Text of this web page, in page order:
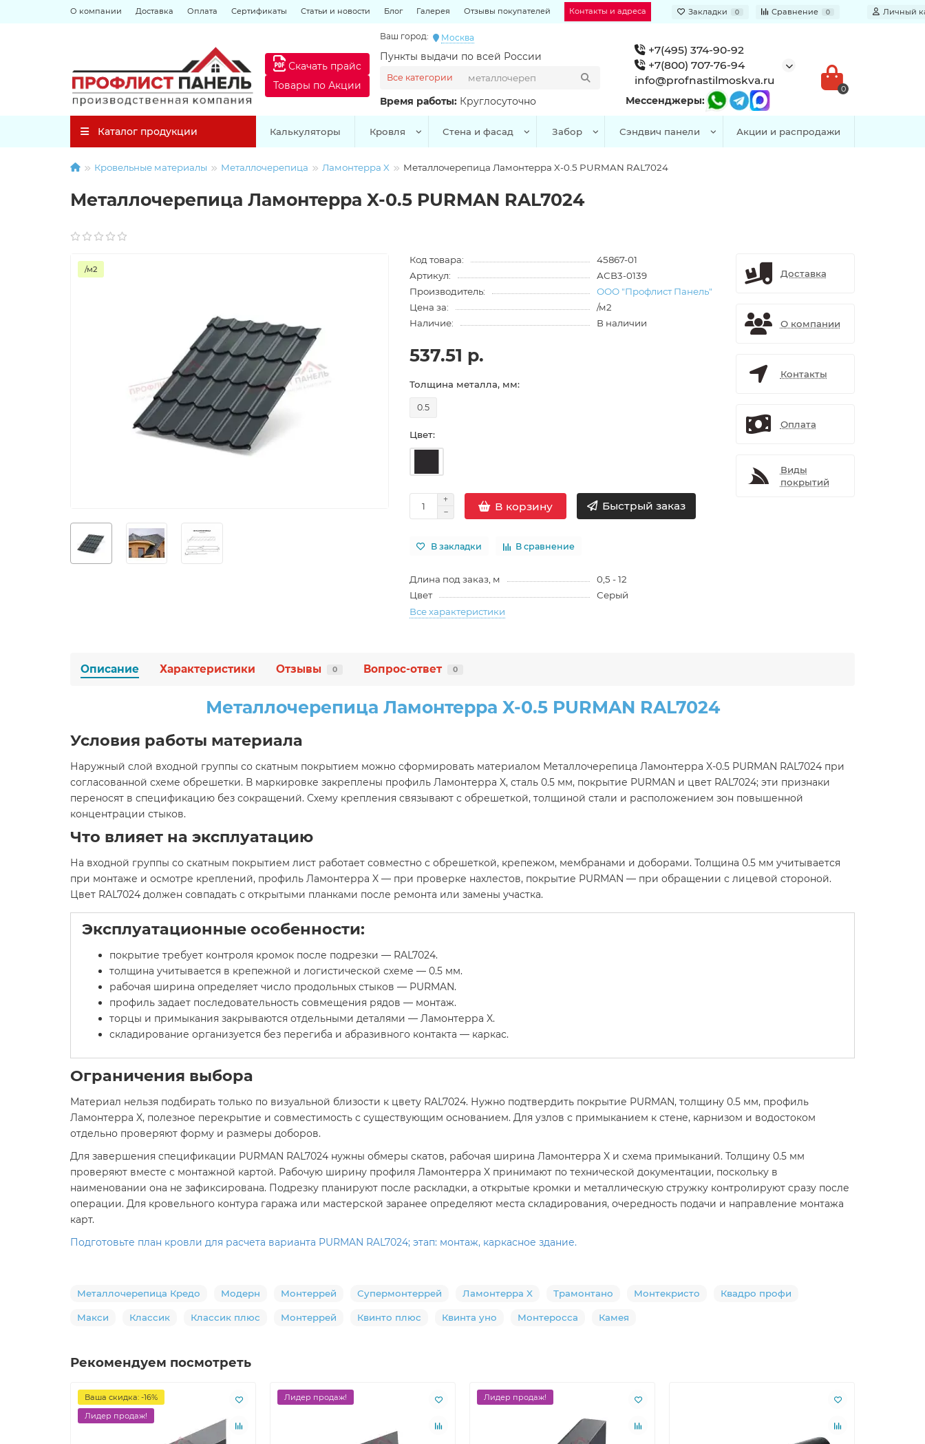
О компании Доставка Оплата Сертификаты Статьи и новости Блог Галерея Отзывы покупателей Контакты и адреса Закладки 0 Сравнение 0 Личный
Ваш город: Москва
Пункты выдачи по всей России
Время работы: Круглосуточно
Все категории
Скачать прайс
Товары по Акции
+7(495) 374-90-92
+7(800) 707-76-94
info@profnastilmoskva.ru
Мессенджеры:
0
Каталог продукции Калькуляторы Кровля Стена и фасад Забор Сэндвич панели Акции и распродажи
Кровельные материалы Металлочерепица Ламонтерра X Металлочерепица Ламонтерра X-0.5 PURMAN RAL7024
Металлочерепица Ламонтерра X-0.5 PURMAN RAL7024
/м2
Код товара:
45867-01
Артикул:
АСВ3-0139
Производитель:
ООО "Профлист Панель"
Цена за:
/м2
Наличие:
В наличии
537.51 р.
Толщина металла, мм:
0.5
Цвет:
В корзину Быстрый заказ
В закладки В сравнение
Длина под заказ, м
0,5 - 12
Цвет
Серый
Все характеристики
Доставка
О компании
Контакты
Оплата
Виды
покрытий
Описание Характеристики Отзывы 0 Вопрос-ответ 0
Металлочерепица Ламонтерра X-0.5 PURMAN RAL7024
Условия работы материала
Наружный слой входной группы со скатным покрытием можно сформировать материалом Металлочерепица Ламонтерра X-0.5 PURMAN RAL7024 при
согласованной схеме обрешетки. В маркировке закреплены профиль Ламонтерра X, сталь 0.5 мм, покрытие PURMAN и цвет RAL7024; эти признаки
переносят в спецификацию без сокращений. Схему крепления связывают с обрешеткой, толщиной стали и расположением зон повышенной
концентрации стыков.
Что влияет на эксплуатацию
На входной группы со скатным покрытием лист работает совместно с обрешеткой, крепежом, мембранами и доборами. Толщина 0.5 мм учитывается
при монтаже и осмотре креплений, профиль Ламонтерра X — при проверке нахлестов, покрытие PURMAN — при обращении с лицевой стороной.
Цвет RAL7024 должен совпадать с открытыми планками после ремонта или замены участка.
Эксплуатационные особенности:
покрытие требует контроля кромок после подрезки — RAL7024.
толщина учитывается в крепежной и логистической схеме — 0.5 мм.
рабочая ширина определяет число продольных стыков — PURMAN.
профиль задает последовательность совмещения рядов — монтаж.
торцы и примыкания закрываются отдельными деталями — Ламонтерра X.
складирование организуется без перегиба и абразивного контакта — каркас.
Ограничения выбора
Материал нельзя подбирать только по визуальной близости к цвету RAL7024. Нужно подтвердить покрытие PURMAN, толщину 0.5 мм, профиль
Ламонтерра X, полезное перекрытие и совместимость с существующим основанием. Для узлов с примыканием к стене, карнизом и водостоком
отдельно проверяют форму и размеры доборов.
Для завершения спецификации PURMAN RAL7024 нужны обмеры скатов, рабочая ширина Ламонтерра X и схема примыканий. Толщину 0.5 мм
проверяют вместе с монтажной картой. Рабочую ширину профиля Ламонтерра X принимают по технической документации, поскольку в
наименовании она не зафиксирована. Подрезку планируют после раскладки, а открытые кромки и металлическую стружку контролируют сразу после
операции. Для кровельного контура гаража или мастерской заранее определяют места складирования, очередность подачи и направление монтажа
карт.
Подготовьте план кровли для расчета варианта PURMAN RAL7024; этап: монтаж, каркасное здание.
Металлочерепица Кредо Модерн Монтеррей Супермонтеррей Ламонтерра X Трамонтано Монтекристо Квадро профи
Макси Классик Классик плюс Монтеррей Квинто плюс Квинта уно Монтеросса Камея
Рекомендуем посмотреть
Ваша скидка: -16%
Лидер продаж!
Лидер продаж! Лидер продаж!